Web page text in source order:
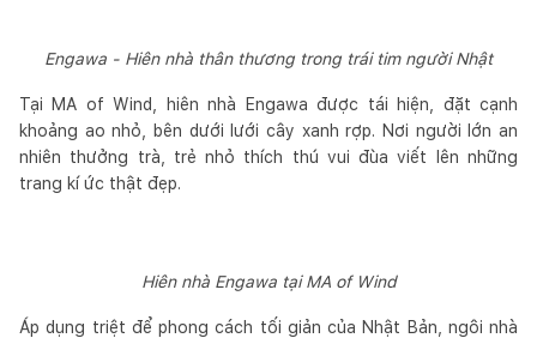
Engawa - Hiên nhà thân thương trong trái tim người Nhật
Tại MA of Wind, hiên nhà Engawa được tái hiện, đặt cạnh
khoảng ao nhỏ, bên dưới lưới cây xanh rợp. Nơi người lớn an
nhiên thưởng trà, trẻ nhỏ thích thú vui đùa viết lên những
trang kí ức thật đẹp.
Hiên nhà Engawa tại MA of Wind
Áp dụng triệt để phong cách tối giản của Nhật Bản, ngôi nhà